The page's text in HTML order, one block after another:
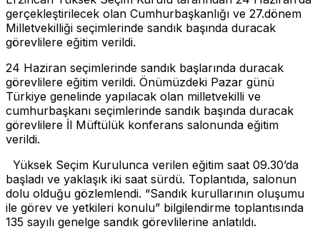
gerçekleştirilecek olan Cumhurbaşkanlığı ve 27.dönem
Milletvekilliği seçimlerinde sandık başında duracak
görevlilere eğitim verildi.
24 Haziran seçimlerinde sandık başlarında duracak
görevlilere eğitim verildi. Önümüzdeki Pazar günü
Türkiye genelinde yapılacak olan milletvekilli ve
cumhurbaşkanı seçimlerinde sandık başında duracak
görevlilere İl Müftülük konferans salonunda eğitim
verildi.
Yüksek Seçim Kurulunca verilen eğitim saat 09.30’da
başladı ve yaklaşık iki saat sürdü. Toplantıda, salonun
dolu olduğu gözlemlendi. “Sandık kurullarının oluşumu
ile görev ve yetkileri konulu” bilgilendirme toplantısında
135 sayılı genelge sandık görevlilerine anlatıldı.